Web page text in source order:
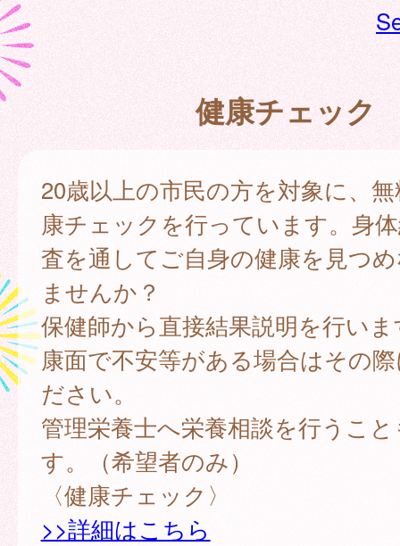
健康チェック
20歳以上の市民の方を対象に、
康チェックを行っています。身
査を通してご自身の健康を見つ
ませんか？
保健師から直接結果説明を行い
康面で不安等がある場合はその
ださい。
管理栄養士へ栄養相談を行うこ
す。（希望者のみ）
〈健康チェック〉
>>詳細はこちら